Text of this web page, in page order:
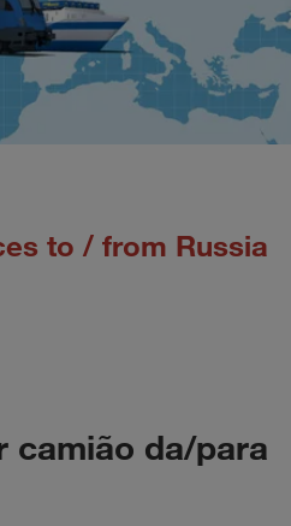
to / from Russia
camião da/para